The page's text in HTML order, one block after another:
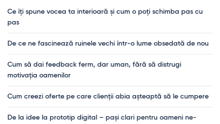
Ce îți spune vocea ta interioară și cum o poți schimba pas cu
pas
De ce ne fascinează ruinele vechi într-o lume obsedată de nou
Cum să dai feedback ferm, dar uman, fără să distrugi
motivația oamenilor
Cum creezi oferte pe care clienții abia așteaptă să le cumpere
De la idee la prototip digital – pași clari pentru oameni ne-